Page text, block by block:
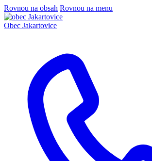
Rovnou na obsah Rovnou na menu
Obec Jakartovice